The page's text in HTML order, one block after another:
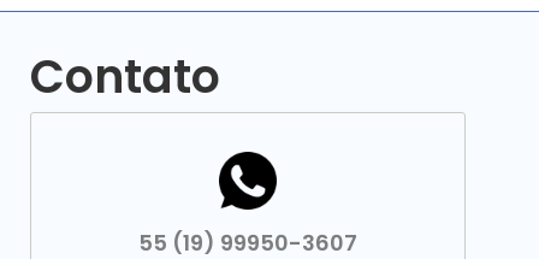
Contato
55 (19) 99950-3607